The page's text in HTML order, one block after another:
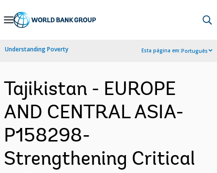
Skip
Navigation
Understanding Poverty Esta página em:Português
Tajikistan - EUROPE
AND CENTRAL ASIA-
P158298-
Strengthening Critical